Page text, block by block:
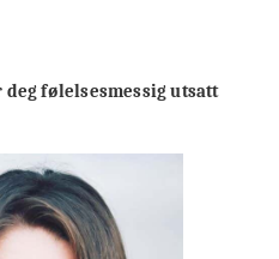
følelsesmessig utsatt